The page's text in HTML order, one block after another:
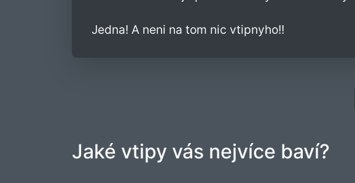
Jedna! A neni na tom nic vtipnyho!!
Jaké vtipy vás nejvíce baví?